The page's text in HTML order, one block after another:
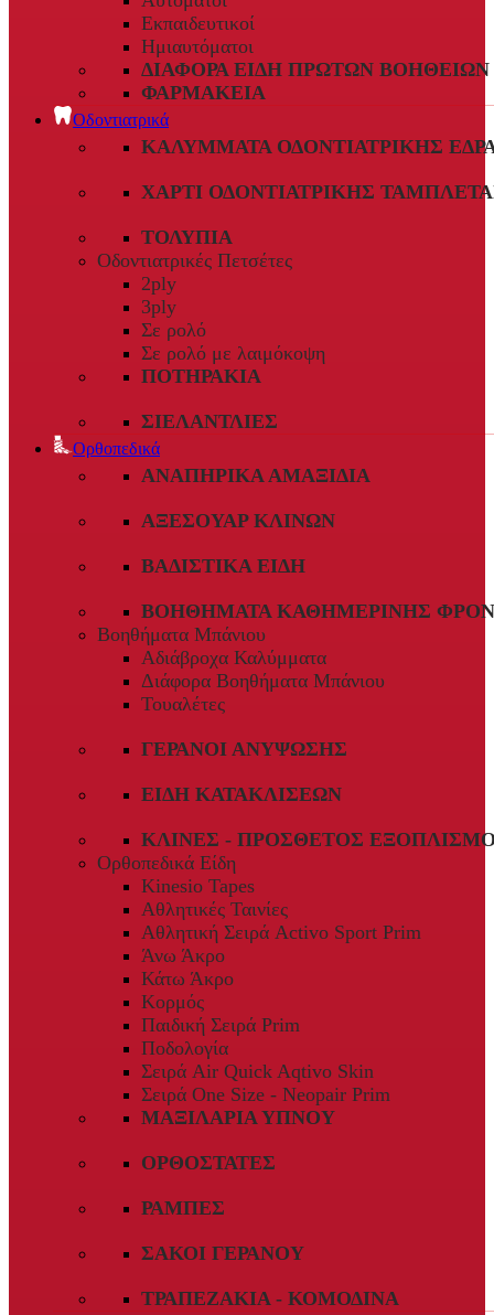
Εκπαιδευτικοί
Ημιαυτόματοι
ΔΙΆΦΟΡΑ ΕΊΔΗ ΠΡΏΤΩΝ ΒΟΗΘΕΙΏΝ
ΦΑΡΜΑΚΕΊΑ
Οδοντιατρικά
ΚΑΛΎΜΜΑΤΑ ΟΔΟΝΤΙΑΤΡΙΚΉΣ
ΧΑΡΤΊ ΟΔΟΝΤΙΑΤΡΙΚΉΣ
ΤΟΛΎΠΙΑ
Οδοντιατρικές Πετσέτες
2ply
3ply
Σε ρολό
Σε ρολό με λαιμόκοψη
ΠΟΤΗΡΆΚΙΑ
ΣΙΕΛΑΝΤΛΊΕΣ
Ορθοπεδικά
ΑΝΑΠΗΡΙΚΆ ΑΜΑΞΊΔΙΑ
ΑΞΕΣΟΥΆΡ ΚΛΙΝΏΝ
ΒΑΔΙΣΤΙΚΆ ΕΊΔΗ
ΒΟΗΘΉΜΑΤΑ ΚΑΘΗΜΕΡΙΝΉΣ
Βοηθήματα Μπάνιου
Αδιάβροχα Καλύμματα
Διάφορα Βοηθήματα Μπάνιου
Τουαλέτες
ΓΕΡΑΝΟΊ ΑΝΎΨΩΣΗΣ
ΕΊΔΗ ΚΑΤΑΚΛΊΣΕΩΝ
ΚΛΊΝΕΣ - ΠΡΌΣΘΕΤΟΣ
Ορθοπεδικά Είδη
Kinesio Tapes
Αθλητικές Ταινίες
Αθλητική Σειρά Activo Sport Prim
Άνω Άκρο
Κάτω Άκρο
Κορμός
Παιδική Σειρά Prim
Ποδολογία
Σειρά Air Quick Aqtivo Skin
Σειρά One Size - Neopair Prim
ΜΑΞΙΛΆΡΙΑ ΎΠΝΟΥ
ΟΡΘΟΣΤΆΤΕΣ
ΡΆΜΠΕΣ
ΣΆΚΟΙ ΓΕΡΑΝΟΎ
ΤΡΑΠΕΖΆΚΙΑ - ΚΟΜΟΔΊΝΑ